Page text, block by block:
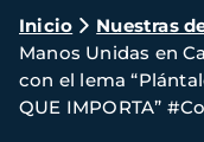
Ruta
de
navegación
Inicio Nuestras
Manos Unidas en
con el lema
QUE IMPORTA”